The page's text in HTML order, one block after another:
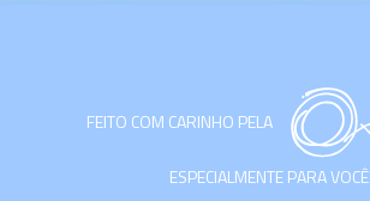
FEITO COM CARINHO PELA
ESPECIALMENTE PARA VOCÊ